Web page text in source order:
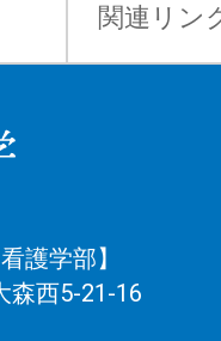
関連リン
護学部】
森西5-21-16